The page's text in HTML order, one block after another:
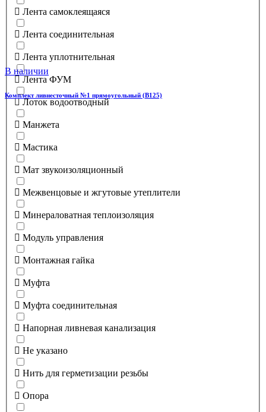
Лента самоклеящаяся
Лента соединительная
Лента уплотнительная
Лента ФУМ
Лоток водоотводный
Манжета
Мастика
Мат звукоизоляционный
Межвенцовые и жгутовые утеплители
Минераловатная теплоизоляция
Модуль управления
Монтажная гайка
Муфта
Муфта соединительная
Напорная ливневая канализация
Не указано
Нить для герметизации резьбы
Опора
В наличии
Комплект ливнесточный №1 прямоугольный (В125)